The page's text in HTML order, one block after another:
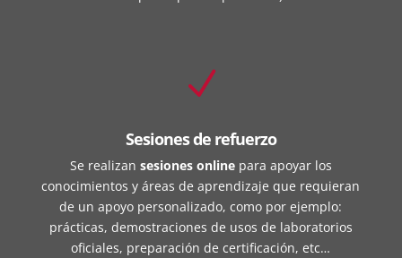
N
Sesiones de refuerzo
Se realizan sesiones onlinepara apoyar los
conocimientos y áreas de aprendizaje que requieran
de un apoyo personalizado, como por ejemplo:
prácticas, demostraciones de usos de laboratorios
oficiales, preparación de certificación, etc…